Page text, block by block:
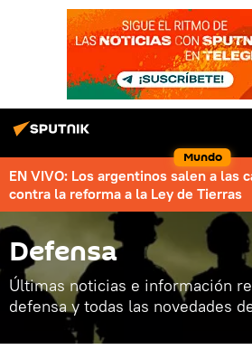
Mundo
EN VIVO: Los argentinos salen a las
contra la reforma a la Ley de Tierras
Defensa
Últimas noticias e información
defensa y todas las novedades